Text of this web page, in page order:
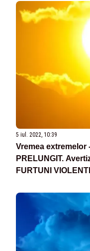
5 iul. 2022, 10:39
Vremea extremelor
PRELUNGIT.
FURTUNI